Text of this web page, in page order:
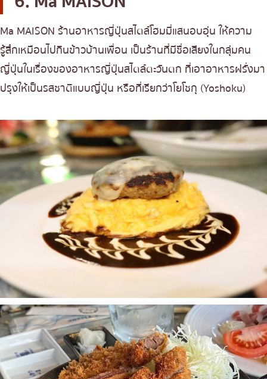
Ma MAISON ร้านอาหารญี่ปุ่นสไตล์โฮมมี่แสนอบอุ่น ให้ความ
รู้สึกเหมือนไปกินข้าวบ้านเพื่อน เป็นร้านที่มีชื่อเสียงในกลุ่มคน
ญี่ปุ่นในเรื่องของอาหารญี่ปุ่นสไตล์ตะวันตก ที่เอาอาหารฝรั่งมา
ปรุงให้เป็นรสชาติแบบญี่ปุ่น หรือที่เรียกว่าโยโชกุ (Yoshoku)